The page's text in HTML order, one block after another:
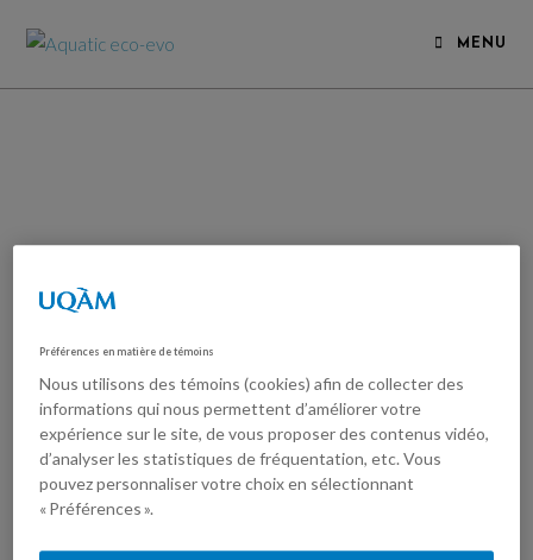
MENU
Préférences en matière de témoins
Nous utilisons des témoins (cookies) afin de collecter des
informations qui nous permettent d’améliorer votre
expérience sur le site, de vous proposer des contenus vidéo,
d’analyser les statistiques de fréquentation, etc. Vous
pouvez personnaliser votre choix en sélectionnant
« Préférences ».